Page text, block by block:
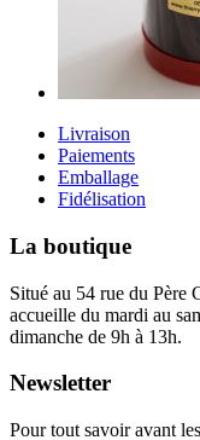
Livraison
Paiements
Emballage
Fidélisation
La boutique
Situé au 54 rue du Père
accueille du mardi au
dimanche de 9h à 13h.
Newsletter
Pour tout savoir avant